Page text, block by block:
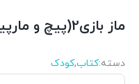
ماز بازی2(پیچ و مارپیچ) پرورش هوش و خلاقیت
دسته:کتاب,کودک